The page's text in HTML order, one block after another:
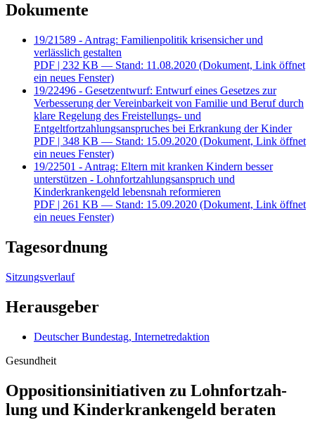
Dokumente
19/21589 - Antrag: Familienpolitik krisensicher und
verlässlich gestalten
PDF | 232 KB — Stand: 11.08.2020 (Dokument, Link öffnet
ein neues Fenster)
19/22496 - Gesetzentwurf: Entwurf eines Gesetzes zur
Verbesserung der Vereinbarkeit von Familie und Beruf durch
klare Regelung des Freistellungs- und
Entgeltfortzahlungsanspruches bei Erkrankung der Kinder
PDF | 348 KB — Stand: 15.09.2020 (Dokument, Link öffnet
ein neues Fenster)
19/22501 - Antrag: Eltern mit kranken Kindern besser
unterstützen - Lohnfortzahlungsanspruch und
Kinderkrankengeld lebensnah reformieren
PDF | 261 KB — Stand: 15.09.2020 (Dokument, Link öffnet
ein neues Fenster)
Tagesordnung
Sitzungsverlauf
Herausgeber
Deutscher Bundestag, Internetredaktion
Gesundheit
Oppositionsinitiativen zu Lohn­fort­zah­
lung und Kin­der­kranken­geld beraten